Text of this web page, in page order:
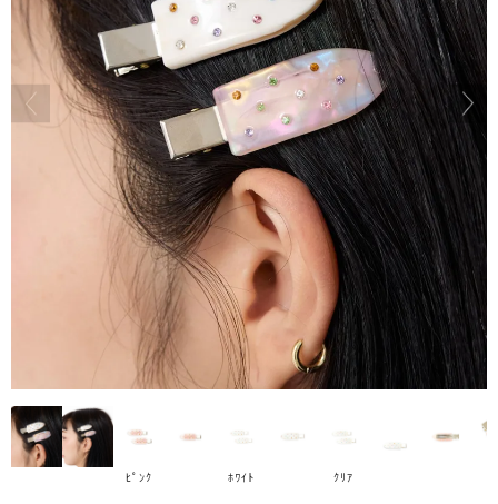
ﾋﾟﾝｸ ﾎﾜｲﾄ ｸﾘｱ